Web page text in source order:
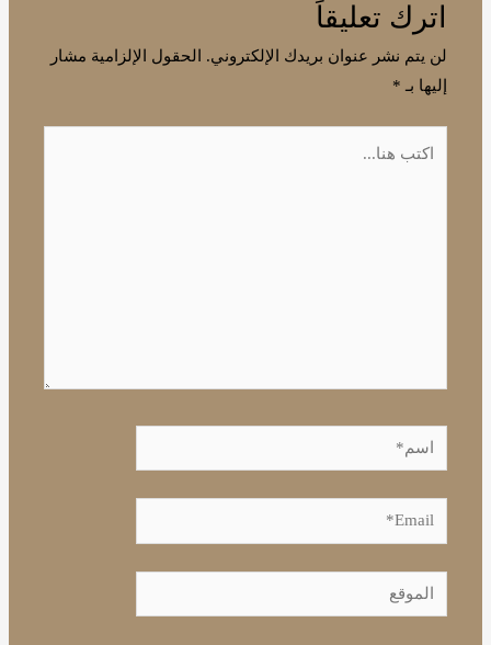
اترك تعليقاً
لن يتم نشر عنوان بريدك الإلكتروني.
الحقول الإلزامية مشار
إليها بـ *
اسم*
Email*
الموقع